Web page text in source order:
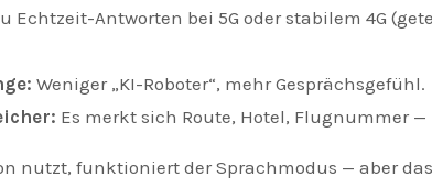
Echtzeit-Antworten bei 5G oder stabilem 4G
Weniger „KI-Roboter“, mehr Gesprächsgefühl.
Es merkt sich Route, Hotel, Flugnummer
nutzt, funktioniert der Sprachmodus — aber